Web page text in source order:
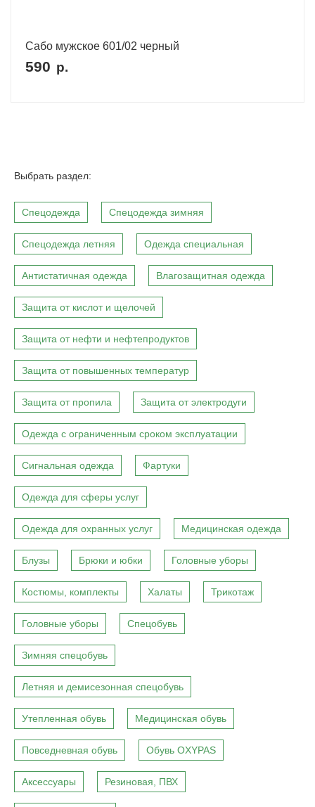
Сабо мужское 601/02 черный
590 р.
Выбрать раздел:
Спецодежда Спецодежда зимняя
Спецодежда летняя Одежда специальная
Антистатичная одежда Влагозащитная одежда
Защита от кислот и щелочей
Защита от нефти и нефтепродуктов
Защита от повышенных температур
Защита от пропила Защита от электродуги
Одежда с ограниченным сроком эксплуатации
Сигнальная одежда Фартуки
Одежда для сферы услуг
Одежда для охранных услуг Медицинская одежда
Блузы Брюки и юбки Головные уборы
Костюмы, комплекты Халаты Трикотаж
Головные уборы Спецобувь
Зимняя спецобувь
Летняя и демисезонная спецобувь
Утепленная обувь Медицинская обувь
Повседневная обувь Обувь OXYPAS
Аксессуары Резиновая, ПВХ